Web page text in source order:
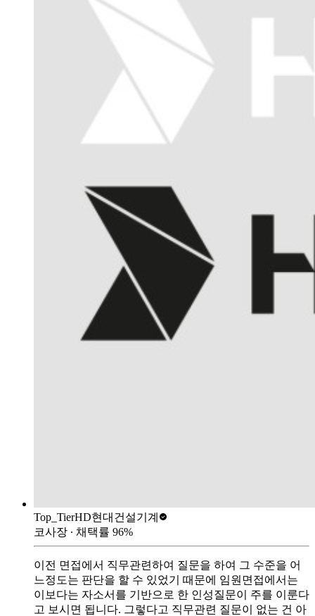
Top_TierHD현대건설기계
코사장 ∙ 채택률 96%
이전 면접에서 직무관련하여 질문을 하여 그 수준을 어
느정도는 판단을 할 수 있었기 때문에 임원면접에서는
이보다는 자소서를 기반으로 한 인성질문이 주를 이룬다
고 보시면 됩니다. 그렇다고 직무관련 질문이 없는 건 아